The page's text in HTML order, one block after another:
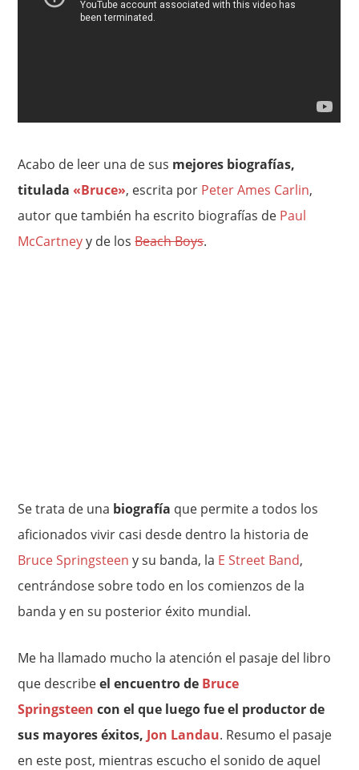
Acabo de leer una de sus mejores biografías,
titulada«Bruce», escrita por Peter Ames Carlin,
autor que también ha escrito biografías de Paul
McCartneyy de losBeach Boys.
Se trata de una biografía que permite a todos los
aficionados vivir casi desde dentro la historia de
Bruce Springsteen y su banda, la E Street Band,
centrándose sobre todo en los comienzos de la
banda y en su posterior éxito mundial.
Me ha llamado mucho la atención el pasaje del libro
que describeel encuentro de Bruce
Springsteen con el que luego fue el productor de
sus mayores éxitos, Jon Landau. Resumo el pasaje
en este post, mientras escucho el sonido de aquel